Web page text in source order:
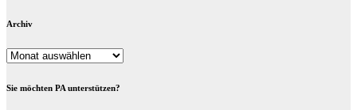
Archiv
Archiv
Sie möchten PA unterstützen?